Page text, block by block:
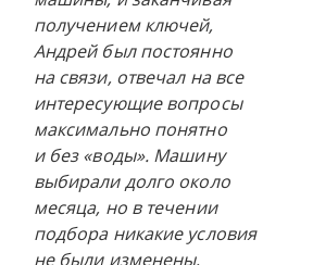
получением ключей,
Андрей был постоянно
на связи, отвечал на все
интересующие вопросы
максимально понятно
и без «воды». Машину
выбирали долго около
месяца, но в течении
подбора никакие условия
не были изменены,